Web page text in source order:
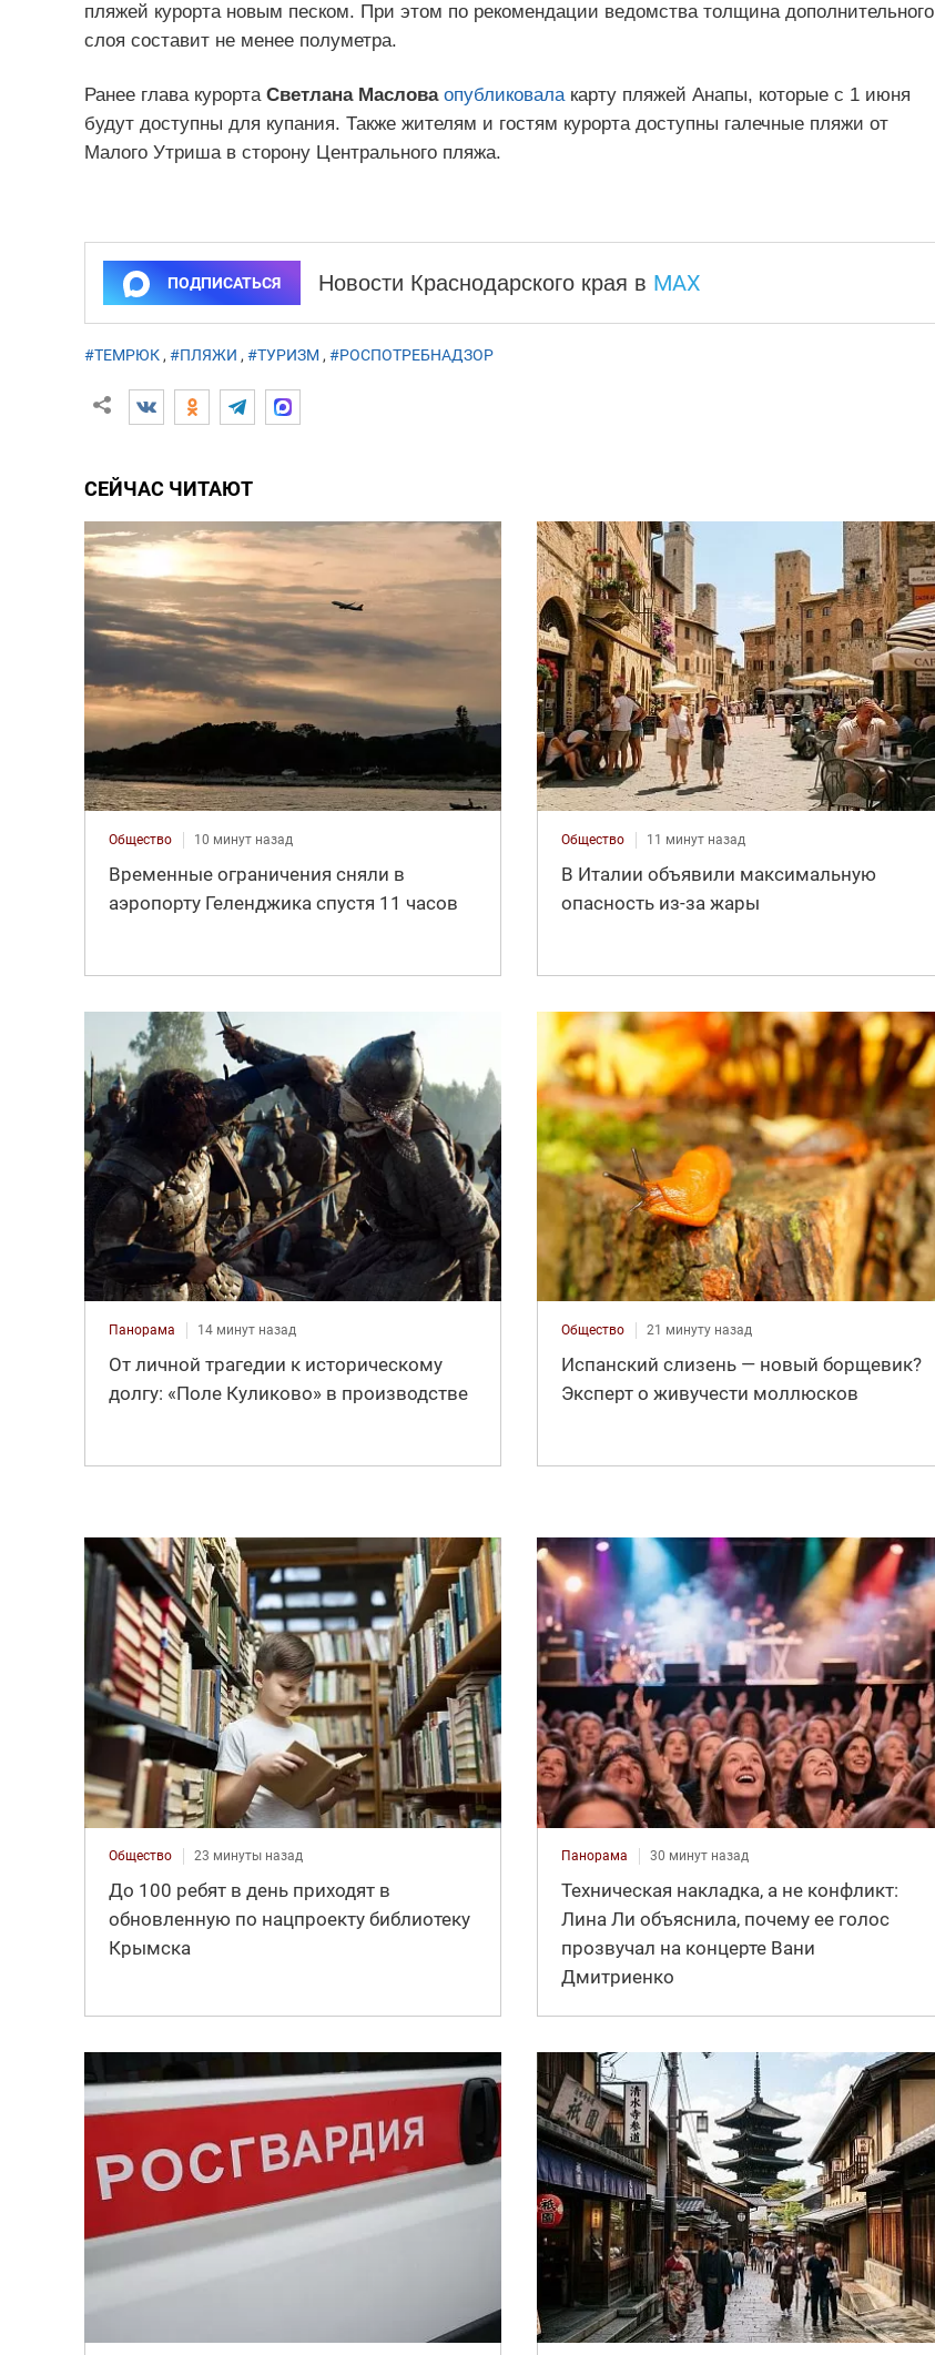
пляжей курорта новым песком. При этом по рекомендации ведомства толщина дополнительного
слоя составит не менее полуметра.
Ранее глава курортаСветлана Маслова опубликовалакарту пляжей Анапы, которые с 1 июня
будут доступны для купания. Также жителям и гостям курорта доступны галечные пляжи от
Малого Утриша в сторону Центрального пляжа.
ПОДПИСАТЬСЯ Новости Краснодарского края в MAX
#ТЕМРЮК, #ПЛЯЖИ , #ТУРИЗМ , #РОСПОТРЕБНАДЗОР
СЕЙЧАС ЧИТАЮТ
Общество 10 минут назад
Временные ограничения сняли в
аэропорту Геленджика спустя 11 часов
Общество 11 минут назад
В Италии объявили максимальную
опасность из-за жары
Панорама 14 минут назад
От личной трагедии к историческому
долгу: «Поле Куликово» в производстве
Общество 21 минуту назад
Испанский слизень — новый борщевик?
Эксперт о живучести моллюсков
Общество 23 минуты назад
До 100 ребят в день приходят в
обновленную по нацпроекту библиотеку
Крымска
Панорама 30 минут назад
Техническая накладка, а не конфликт:
Лина Ли объяснила, почему ее голос
прозвучал на концерте Вани
Дмитриенко